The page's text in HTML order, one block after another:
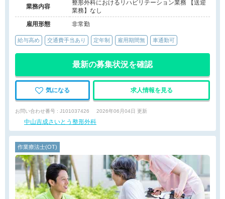
業務内容
整形外科におけるリハビリテーション業務 【送迎
業務】なし
雇用形態
非常勤
給与高め 交通費手当あり 定年制 雇用期間無 車通勤可
最新の募集状況を確認
気になる 求人情報を見る
お問い合わせ番号 : J101037426 2026年06月04日 更新
中山吉成さいとう整形外科
作業療法士(OT)